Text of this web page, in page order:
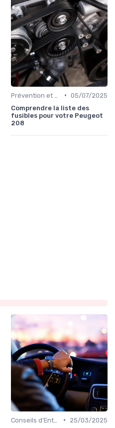
• 05/07/2025
Comprendre la liste des
fusibles pour votre Peugeot
208
•
25/03/2025